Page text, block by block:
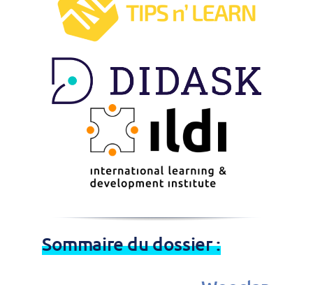
Sommaire du dossier :